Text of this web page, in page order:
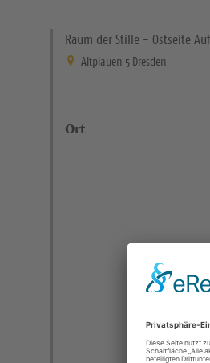
Raum der Stille - Ostseite
Altplauen 5 Dresden
Ort